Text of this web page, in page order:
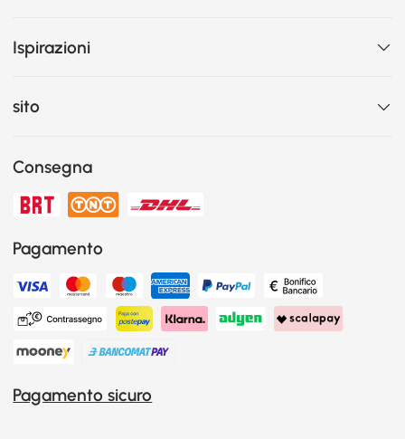
Ispirazioni
sito
Consegna
Pagamento
Pagamento sicuro